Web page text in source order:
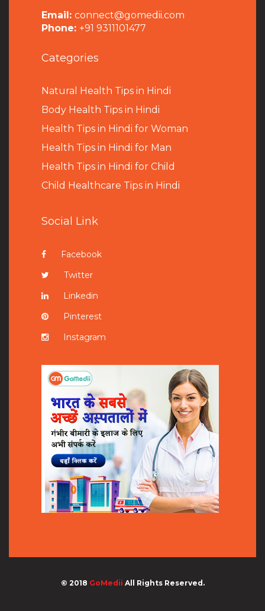
Email: connect@gomedii.com
Phone: +91 9311101477
Categories
Natural Health Tips in Hindi
Body Health Tips in Hindi
Health Tips in Hindi for Woman
Health Tips in Hindi for Man
Health Tips in Hindi for Child
Child Healthcare Tips in Hindi
Social Link
Facebook
Twitter
Linkedin
Pinterest
Instagram
© 2018 GoMedii All Rights Reserved.